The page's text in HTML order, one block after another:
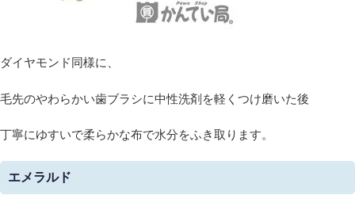
ダイヤモンド同様に、
毛先のやわらかい歯ブラシに中性洗剤を軽くつけ磨いた後
丁寧にゆすいで柔らかな布で水分をふき取ります。
エメラルド